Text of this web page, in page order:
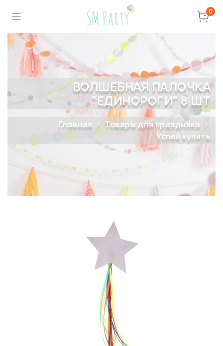
0
ВОЛШЕБНАЯ ПАЛОЧКА
"ЕДИНОРОГИ" 8 ШТ
Главная
Товары для праздника
Успей купить